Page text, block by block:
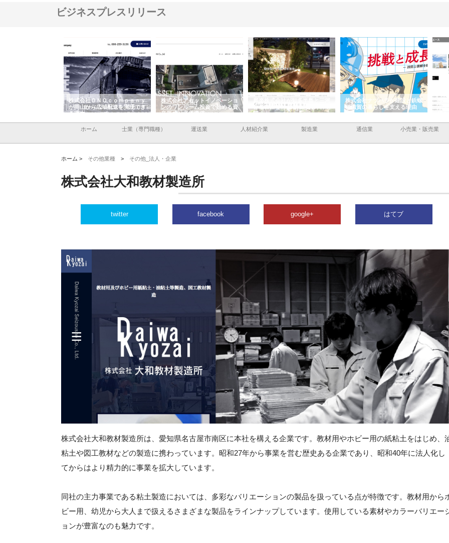
ビジネスプレスリリース
株式会社ＯＮＯｃｏｍｐａｎｙ
が岡山から広域配送を実現でき
る理由
株式会社アセットイノベーショ
ンのワンルーム投資で始める資
産形成と老後準備
と名古屋で叶える理想の外構空
間
株式会社ナツハラが建設と鋲螺
で滋賀の暮らしを支える理由
イ
ホーム 士業（専門職種） 運送業 人材紹介業 製造業 通信業 小売業・販売業
ホーム > その他業種 > その他_法人・企業
株式会社大和教材製造所
twitter facebook google+ はてブ
株式会社大和教材製造所は、愛知県名古屋市南区に本社を構える企業です。教材用やホビー用の紙粘土をはじめ、
粘土や図工教材などの製造に携わっています。昭和27年から事業を営む歴史ある企業であり、昭和40年に法人化し
てからはより精力的に事業を拡大しています。
同社の主力事業である粘土製造においては、多彩なバリエーションの製品を扱っている点が特徴です。教材用から
ビー用、幼児から大人まで扱えるさまざまな製品をラインナップしています。使用している素材やカラーバリエー
ョンが豊富なのも魅力です。